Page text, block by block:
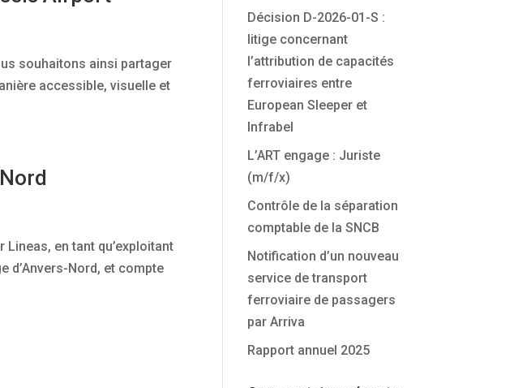
souhaitons ainsi partager
accessible, visuelle et
en tant qu’exploitant
d’Anvers-Nord, et compte
Décision D-2026-01-S :
litige concernant
l’attribution de capacités
ferroviaires entre
European Sleeper et
Infrabel
L’ART engage : Juriste
(m/f/x)
Contrôle de la séparation
comptable de la SNCB
Notification d’un nouveau
service de transport
ferroviaire de passagers
par Arriva
Rapport annuel 2025